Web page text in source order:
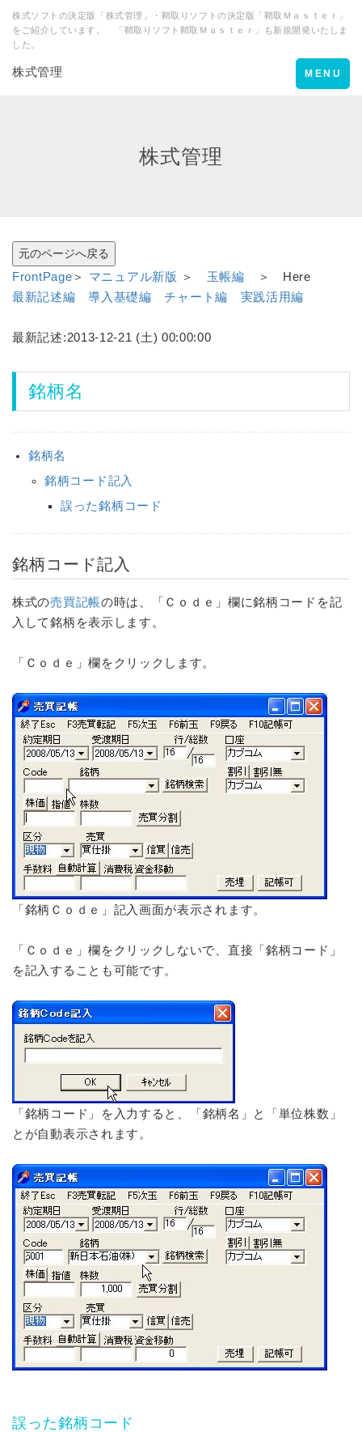
株式ソフトの決定版「株式管理」・鞘取りソフトの決定版「鞘取Ｍａｓｔｅｒ」
をご紹介しています。 「鞘取りソフト鞘取Ｍａｓｔｅｒ」も新規開発いたしま
した。
株式管理
Toggle
navigation
MENU
株式管理
FrontPage＞ マニュアル新版 ＞ 玉帳編 ＞ Here
最新記述編
導入基礎編 チャート編 実践活用編
最新記述:2013-12-21 (土) 00:00:00
銘柄名
銘柄名
銘柄コード記入
誤った銘柄コード
銘柄コード記入
株式の売買記帳の時は、「Ｃｏｄｅ」欄に銘柄コードを記
入して銘柄を表示します。
「Ｃｏｄｅ」欄をクリックします。
「銘柄Ｃｏｄｅ」記入画面が表示されます。
「Ｃｏｄｅ」欄をクリックしないで、直接「銘柄コード」
を記入することも可能です。
「銘柄コード」を入力すると、「銘柄名 」と「単位株数」
とが自動表示されます。
誤った銘柄コード